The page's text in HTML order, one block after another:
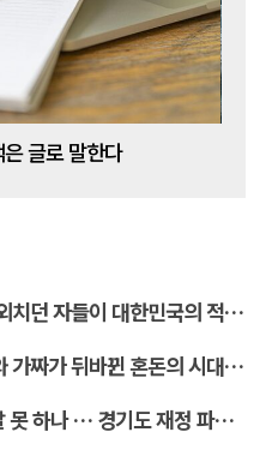
글로 말한다
[김태산 칼럼] 민주화를 외치던 자들이 대한민국의 적이고 간첩이었다
[박필규 안보칼럼] 진짜와 가짜가 뒤바뀐 혼돈의 시대, 안보 파탄은 막아야
[박주현 작가칼럼] “왜 말 못 하나 … 경기도 재정 파탄의 진짜 원인을”